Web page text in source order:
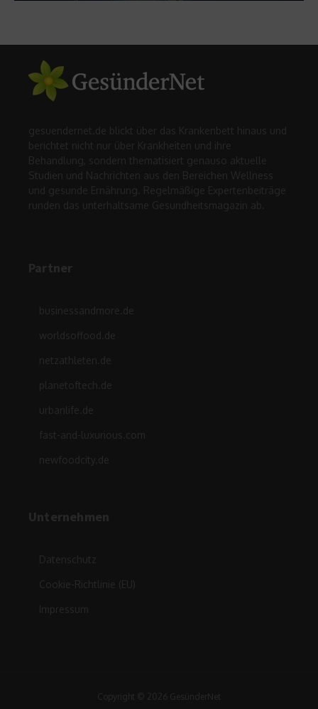
gesuendernet.de blickt über das Krankenbett hinaus und
berichtet nicht nur über Krankheiten und ihre
Behandlung, sondern thematisiert genauso aktuelle
Studien und Nachrichten aus den Bereichen Wellness
und gesunde Ernährung. Regelmäßige Expertenbeiträge
runden das unterhaltsame Gesundheitsmagazin ab.
Partner
businessandmore.de
worldsoffood.de
netzathleten.de
planetoftech.de
urbanlife.de
fast-and-luxurious.com
newfoodcity.de
Unternehmen
Datenschutz
Cookie-Richtlinie (EU)
Impressum
Copyright © 2026 GesünderNet